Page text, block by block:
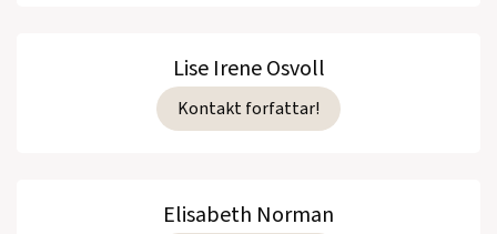
Lise Irene Osvoll
Kontakt forfattar!
Elisabeth Norman